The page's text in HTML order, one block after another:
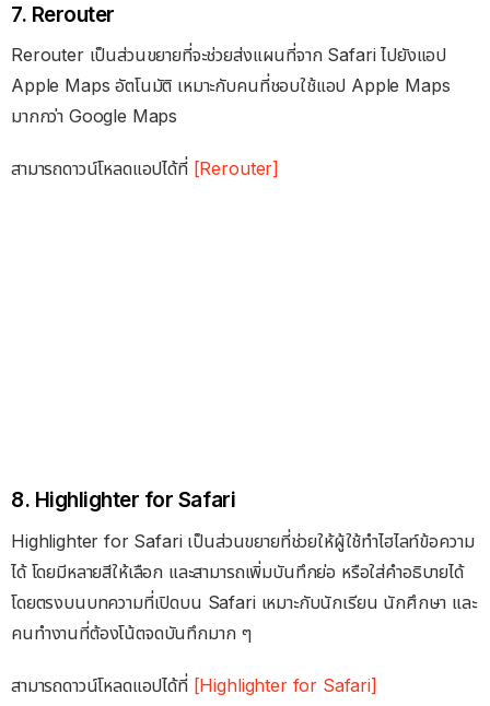
7. Rerouter
Rerouter เป็นส่วนขยายที่จะช่วยส่งแผนที่จาก Safari ไปยังแอป
Apple Maps อัตโนมัติ เหมาะกับคนที่ชอบใช้แอป Apple Maps
มากกว่า Google Maps
สามารถดาวน์โหลดแอปได้ที่ [Rerouter]
8. Highlighter for Safari
Highlighter for Safari เป็นส่วนขยายที่ช่วยให้ผู้ใช้ทำไฮไลท์ข้อความ
ได้ โดยมีหลายสีให้เลือก และสามารถเพิ่มบันทึกย่อ หรือใส่คำอธิบายได้
โดยตรงบนบทความที่เปิดบน Safari เหมาะกับนักเรียน นักศึกษา และ
คนทำงานที่ต้องโน้ตจดบันทึกมาก ๆ
สามารถดาวน์โหลดแอปได้ที่ [Highlighter for Safari]